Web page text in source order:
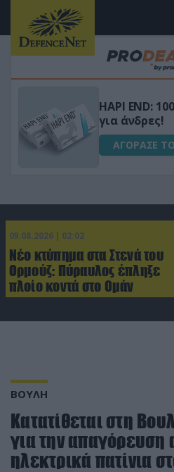
Ultra Box
μπαταρία
ΑΓΟΡΑΣΕ ΤΟ
09.08.2026 | 02:02
Νέο κτύπημα στα Στενά του
Ορμούζ: Πύραυλος έπληξε
πλοίο κοντά στο Ομάν
ΒΟΥΛΗ
Κατατίθεται στη
για την απαγόρευση
ηλεκτρικά πατίνια